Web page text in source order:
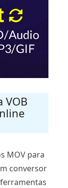
VOB
MOV para
conversor